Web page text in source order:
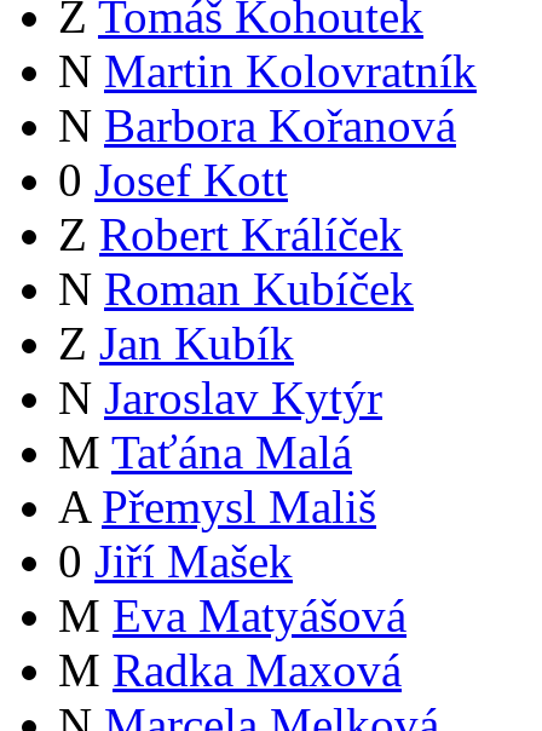
Z Tomáš Kohoutek
N Martin Kolovratník
N Barbora Kořanová
0 Josef Kott
Z Robert Králíček
N Roman Kubíček
Z Jan Kubík
N Jaroslav Kytýr
M Taťána Malá
A Přemysl Mališ
0 Jiří Mašek
M Eva Matyášová
M Radka Maxová